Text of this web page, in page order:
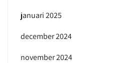
januari 2025
december 2024
november 2024